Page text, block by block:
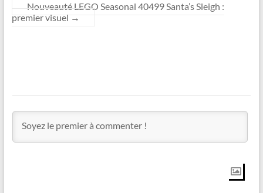
Nouveauté LEGO Seasonal 40499 Santa’s Sleigh :
premier visuel →